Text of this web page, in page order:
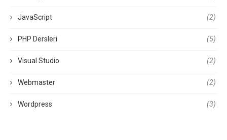
JavaScript (2)
PHP Dersleri (5)
Visual Studio (2)
Webmaster (2)
Wordpress (3)